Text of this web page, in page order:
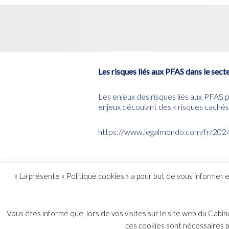
Les risques liés aux PFAS dans le
Les enjeux des risques liés aux
enjeux découlant des « risques
https://www.legalmondo.com/fr/
« La présente « Politique cookies » a pour but de vous
Vous êtes informé que, lors de vos visites sur le site web du
ces cookies sont nécessaires